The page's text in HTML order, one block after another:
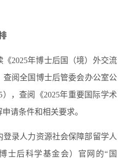
2025年博士后国（境）外交流
阅全国博士后管委会办公室公
，查阅《2025年重要国际学术
请条件和相关要求。
登录人力资源社会保障部留学人
士后科学基金会）官网的“国